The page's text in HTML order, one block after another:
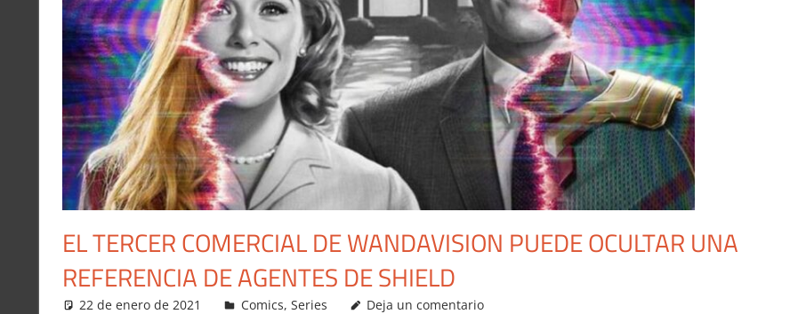
EL TERCER COMERCIAL DE WANDAVISION PUEDE OCULTAR UNA
REFERENCIA DE AGENTES DE SHIELD
22 de enero de 2021 Carlitox Banana
Comics, Series Deja un comentario